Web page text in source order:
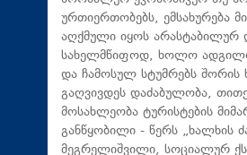
ურთიერთობებს, ემსახურება
აღქმული იყოს არასტაბილურ
სახელმწიფოდ, ხოლო
და ჩამოსულ სტუმრებს
გაღვივდეს დაძაბულობა,
მოსახლეობა ტურისტების
განწყობილი - წერს „ხალხის
მეგრელიშვილი, სოციალურ